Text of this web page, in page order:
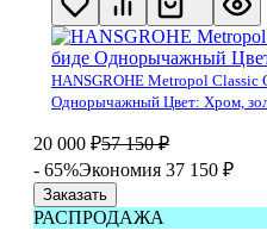
HANSGROHE Metropol Classic
Однорычажный Цвет: Хром,
20 000 ₽57 150 ₽
- 65%Экономия 37 150 ₽
Заказать
РАСПРОДАЖА